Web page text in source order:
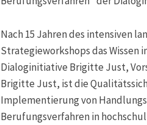
Nach 15 Jahren des intensiven
Strategieworkshops das Wissen
Dialoginitiative Brigitte Just,
Brigitte Just, ist die
Implementierung von
Berufungsverfahren in